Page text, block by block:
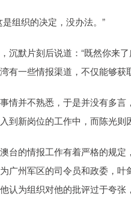
组织的决定，没办法。”
沉默片刻后说道：“既然你来
有一些情报渠道，不仅能够获
情并不熟悉，于是并没有多
到新岗位的工作中，而陈光则
台的情报工作有着严格的规
广州军区的司令员和政委，
认为组织对他的批评过于夸张